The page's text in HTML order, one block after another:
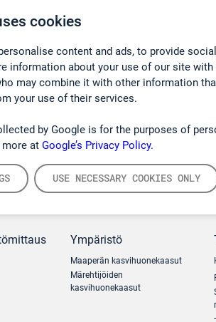
cookies
content and ads, to provide
information about your use of our site
may combine it with other information
your use of their services.
by Google is for the purposes of
more at Google’s Privacy Policy.
USE NECESSARY COOKIES ONLY
Ympäristö
Maaperän kasvihuonekaasut
Märehtijöiden
kasvihuonekaasut